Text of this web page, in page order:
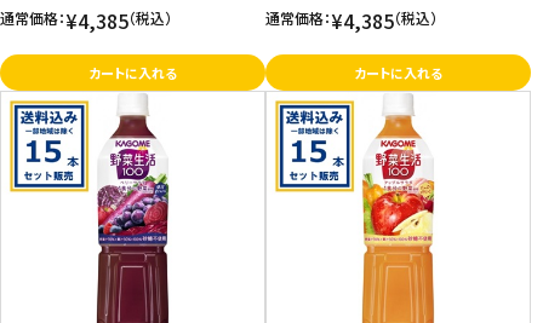
通常価格：¥4,385（税込）
カートに入れる
通常価格：¥4,385（税込）
カートに入れる